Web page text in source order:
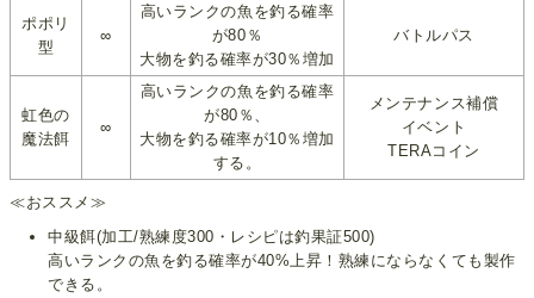
ポポリ
型
∞
高いランクの魚を釣る確率
が80％
大物を釣る確率が30％増加
バトルパス
虹色の
魔法餌
∞
高いランクの魚を釣る確率
が80％、
大物を釣る確率が10％増加
する。
メンテナンス補償
イベント
TERAコイン
≪おススメ≫
中級餌(加工/熟練度300・レシピは釣果証500)
高いランクの魚を釣る確率が40%上昇！熟練にならなくても製作
できる。